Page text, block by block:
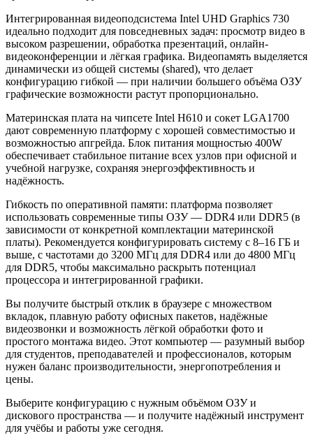
Интегрированная видеоподсистема Intel UHD Graphics 730
идеально подходит для повседневных задач: просмотр видео в
высоком разрешении, обработка презентаций, онлайн-
видеоконференции и лёгкая графика. Видеопамять выделяется
динамически из общей системы (shared), что делает
конфигурацию гибкой — при наличии большего объёма ОЗУ
графические возможности растут пропорционально.
Материнская плата на чипсете Intel H610 и сокет LGA1700
дают современную платформу с хорошей совместимостью и
возможностью апгрейда. Блок питания мощностью 400W
обеспечивает стабильное питание всех узлов при офисной и
учебной нагрузке, сохраняя энергоэффективность и
надёжность.
Гибкость по оперативной памяти: платформа позволяет
использовать современные типы ОЗУ — DDR4 или DDR5 (в
зависимости от конкретной комплектации материнской
платы). Рекомендуется конфигурировать систему с 8–16 ГБ и
выше, с частотами до 3200 МГц для DDR4 или до 4800 МГц
для DDR5, чтобы максимально раскрыть потенциал
процессора и интегрированной графики.
Вы получите быстрый отклик в браузере с множеством
вкладок, плавную работу офисных пакетов, надёжные
видеозвонки и возможность лёгкой обработки фото и
простого монтажа видео. Этот компьютер — разумный выбор
для студентов, преподавателей и профессионалов, которым
нужен баланс производительности, энергопотребления и
цены.
Выберите конфигурацию с нужным объёмом ОЗУ и
дискового пространства — и получите надёжный инструмент
для учёбы и работы уже сегодня.